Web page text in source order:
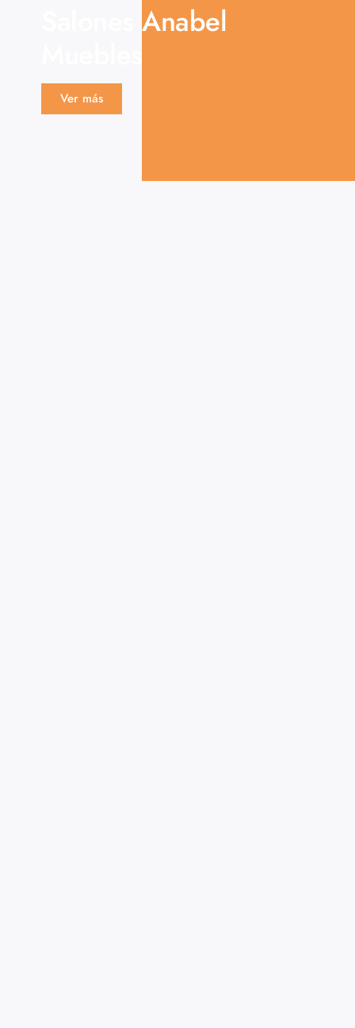
Salones Anabel
Ver más